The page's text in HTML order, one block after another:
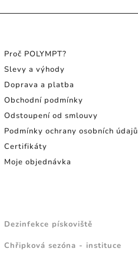
Proč POLYMPT?
Slevy a výhody
Doprava a platba
Obchodní podmínky
Odstoupení od smlouvy
Podmínky ochrany osobních údajů
Certifikáty
Moje objednávka
Dezinfekce pískoviště
Chřipková sezóna - instituce